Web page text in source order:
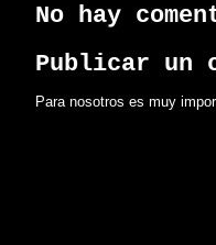
No hay
Publicar un
Para nosotros es muy